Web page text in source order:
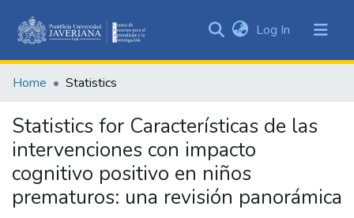
&
All of DSpace
Log In (current)
Home Statistics
Statistics for Características de las
intervenciones con impacto
cognitivo positivo en niños
prematuros: una revisión panorámica